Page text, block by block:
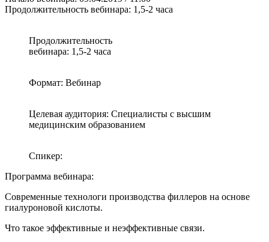
Продолжительность вебинара: 1,5-2 часа
Продолжительность
вебинара: 1,5-2 часа
Формат: Вебинар
Целевая аудитория: Специалисты с высшим
медицинским образованием
Спикер:
Программа вебинара:
Современные технологи производства филлеров на основе
гиалуроновой кислоты.
Что такое эффективные и неэффективные связи.